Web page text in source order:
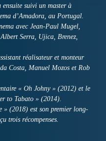
suivi un master à
d’Amadora, au Portugal.
avec Jean-Paul Mugel,
Serra, Ujica, Brenez,
réalisateur et monteur
Costa, Manuel Mozos et Rob
« Oh Johny » (2012) et le
to Tabato » (2014).
(2018) est son premier long-
trois récompenses.